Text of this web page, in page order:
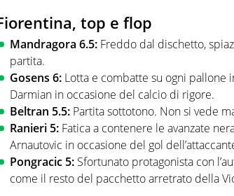
top e flop
Mandragora 6.5: Freddo dal dischetto,
partita.
Gosens 6: Lotta e combatte su ogni pallone
Darmian in occasione del calcio di rigore.
Beltran 5.5: Partita sottotono. Non si vede
Ranieri 5: Fatica a contenere le avanzate
Arnautovic in occasione del gol
Pongracic 5: Sfortunato protagonista con
come il resto del pacchetto arretrato della